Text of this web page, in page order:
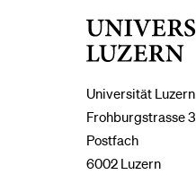
Universität Luzern
Frohburgstrasse 3
Postfach
6002 Luzern